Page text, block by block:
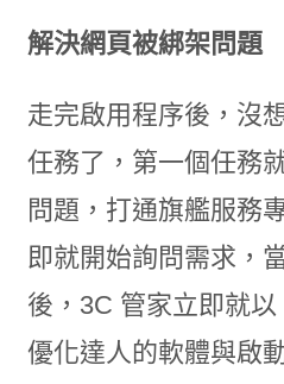
解決網頁被綁架問題
走完啟用程序後，沒
任務了，第一個任務
問題，打通旗艦服務
即就開始詢問需求，
後，3C 管家立即就
優化達人的軟體與啟